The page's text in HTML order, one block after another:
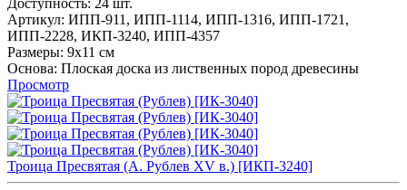
Доступность: 24 шт.
Артикул: ИПП-911, ИПП-1114, ИПП-1316, ИПП-1721,
ИПП-2228, ИКП-3240, ИПП-4357
Размеры: 9х11 см
Основа: Плоская доска из лиственных пород древесины
Просмотр
Троица Пресвятая (А. Рублев XV в.) [ИКП-3240]